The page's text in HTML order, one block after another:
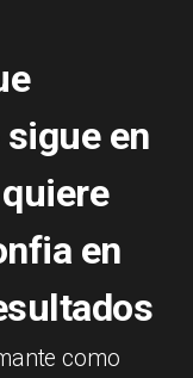
en
en
como